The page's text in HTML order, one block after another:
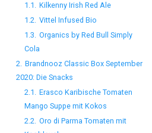
1.1. Kilkenny Irish Red Ale
1.2. Vittel Infused Bio
1.3. Organics by Red Bull Simply
Cola
2. Brandnooz Classic Box September
2020: Die Snacks
2.1. Erasco Karibische Tomaten
Mango Suppe mit Kokos
2.2. Oro di Parma Tomaten mit